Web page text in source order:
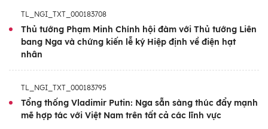
về bề rộng lẫn chiều sâu, hướng tới nâng
tầm toàn diện hợp tác giữa hai nước.
Thủ tướng Chính phủ sẽ có nhiều cuộc trao
đổi với các Lãnh đạo Cấp cao của Nga,
thăm các cơ sở kinh tế, khoa học, giáo dục,
rà soát việc triển khai các thỏa thuận hợp
TL_NGI_TXT_000183708
Thủ tướng Phạm Minh Chính hội đàm với Thủ tướng Liên
bang Nga và chứng kiến lễ ký Hiệp định về điện hạt
nhân
TL_NGI_TXT_000183795
Tổng thống Vladimir Putin: Nga sẵn sàng thúc đẩy mạnh
mẽ hợp tác với Việt Nam trên tất cả các lĩnh vực